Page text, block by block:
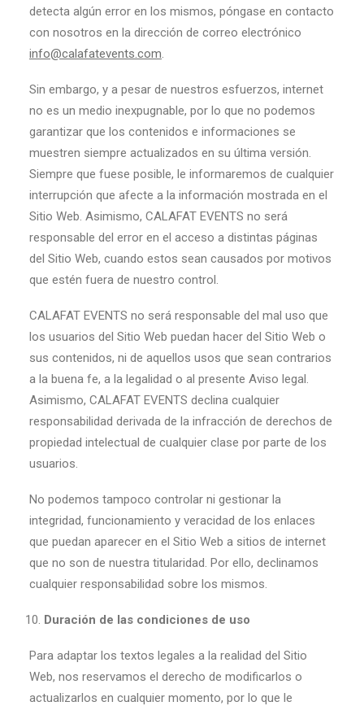
detecta algún error en los mismos, póngase en contacto
con nosotros en la dirección de correo electrónico
info@calafatevents.com
Sin embargo, y a pesar de nuestros esfuerzos, internet
no es un medio inexpugnable, por lo que no podemos
garantizar que los contenidos e informaciones se
muestren siempre actualizados en su última versión.
Siempre que fuese posible, le informaremos de cualquier
interrupción que afecte a la información mostrada en el
Sitio Web. Asimismo, CALAFAT EVENTS no será
responsable del error en el acceso a distintas páginas
del Sitio Web, cuando estos sean causados por motivos
que estén fuera de nuestro control.
CALAFAT EVENTS no será responsable del mal uso que
los usuarios del Sitio Web puedan hacer del Sitio Web o
sus contenidos, ni de aquellos usos que sean contrarios
a la buena fe, a la legalidad o al presente Aviso legal.
Asimismo, CALAFAT EVENTS declina cualquier
responsabilidad derivada de la infracción de derechos de
propiedad intelectual de cualquier clase por parte de los
usuarios.
No podemos tampoco controlar ni gestionar la
integridad, funcionamiento y veracidad de los enlaces
que puedan aparecer en el Sitio Web a sitios de internet
que no son de nuestra titularidad. Por ello, declinamos
cualquier responsabilidad sobre los mismos.
Duración de las condiciones de uso
Para adaptar los textos legales a la realidad del Sitio
Web, nos reservamos el derecho de modificarlos o
actualizarlos en cualquier momento, por lo que le